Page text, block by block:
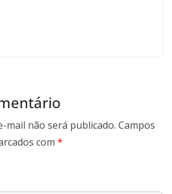
mail não será publicado. Campos
com *